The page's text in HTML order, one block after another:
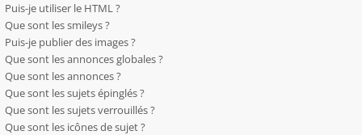
Puis-je utiliser le HTML ?
Que sont les smileys ?
Puis-je publier des images ?
Que sont les annonces globales ?
Que sont les annonces ?
Que sont les sujets épinglés ?
Que sont les sujets verrouillés ?
Que sont les icônes de sujet ?